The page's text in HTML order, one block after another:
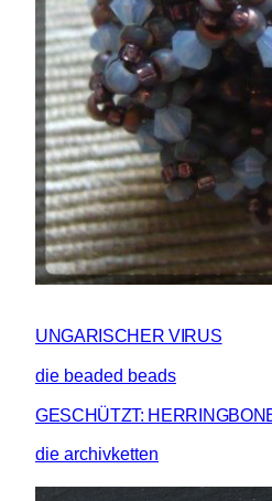
UNGARISCHER VIRUS
die beaded beads
GESCHÜTZT:
die archivketten